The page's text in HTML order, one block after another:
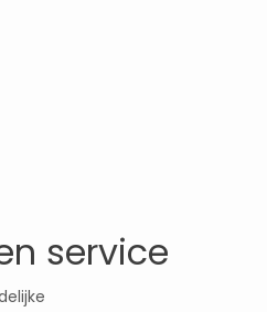
service